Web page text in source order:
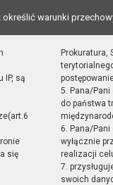
określić warunki
IP, są
się
Prokuratura,
5. Pana/Pani
do państwa
6. Pana/
wyłącznie
realizacji
7.
swoich